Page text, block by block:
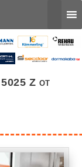
Z от